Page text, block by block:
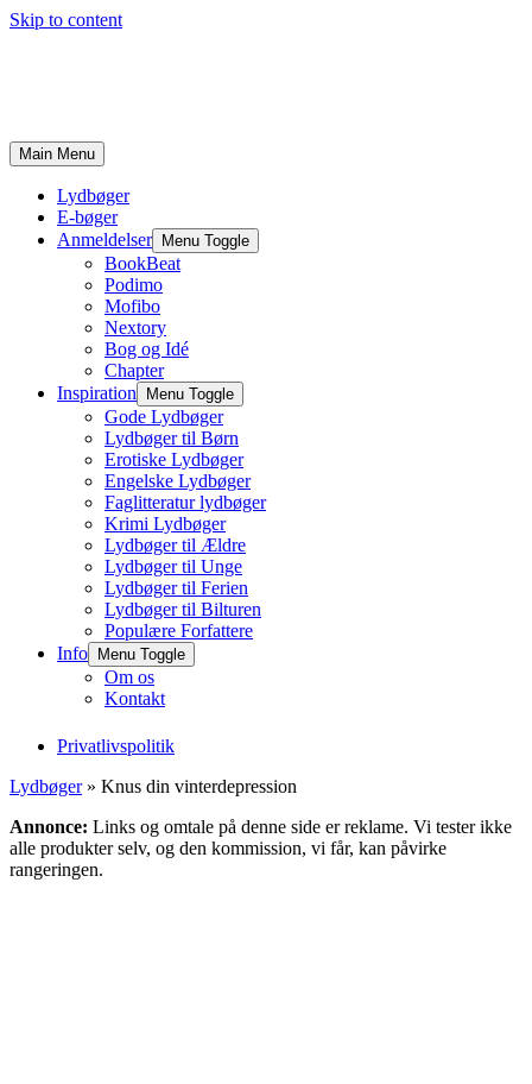
Skip to content
Main Menu
Lydbøger
E-bøger
Anmeldelser
Menu Toggle
BookBeat
Podimo
Mofibo
Nextory
Bog og Idé
Chapter
Inspiration
Menu Toggle
Gode Lydbøger
Lydbøger til Børn
Erotiske Lydbøger
Engelske Lydbøger
Faglitteratur lydbøger
Krimi Lydbøger
Lydbøger til Ældre
Lydbøger til Unge
Lydbøger til Ferien
Lydbøger til Bilturen
Populære Forfattere
Info
Menu Toggle
Om os
Kontakt
Privatlivspolitik
Lydbøger» Knus din vinterdepression
Annonce: Links og omtale på denne side er reklame. Vi tester ikke
alle produkter selv, og den kommission, vi får, kan påvirke
rangeringen.